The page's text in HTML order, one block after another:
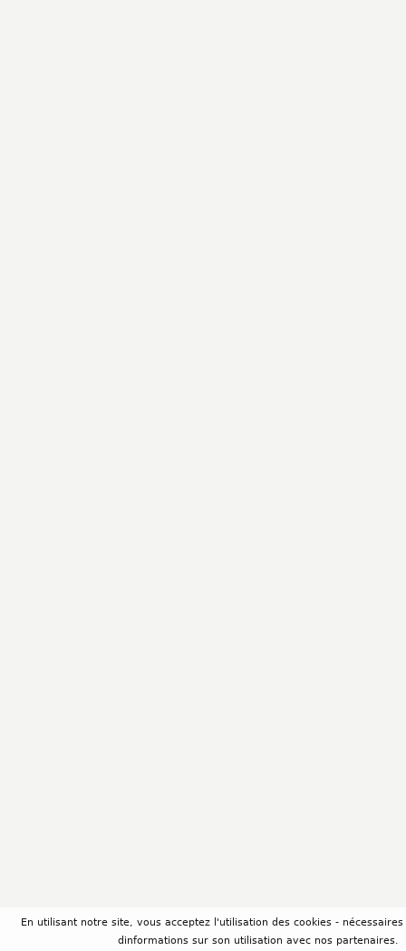
En utilisant notre site, vous acceptez l'utilisation des cookies -
dinformations sur son utilisation avec nos partenaires.